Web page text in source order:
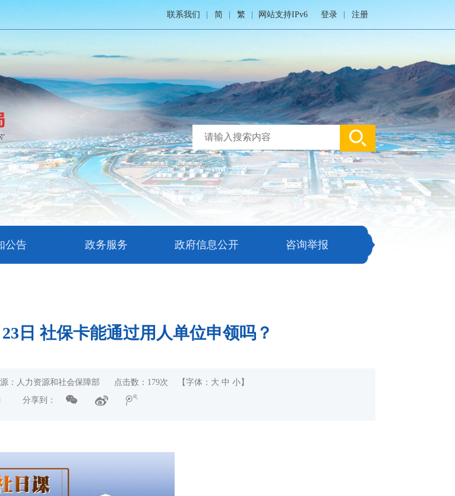
登录 注册
网站支持IPv6
联系我们 简 繁
公告 政务服务 政府信息公开 咨询举报
23日 社保卡能通过用人单位申领吗？
：人力资源和社会保障部 点击数： 179次 【字体： 大 中 小】
分享到：